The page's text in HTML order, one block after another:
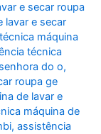
e secar roupa
lavar e secar
máquina
técnica
do o,
roupa ge
de lavar e
máquina de
,assistência